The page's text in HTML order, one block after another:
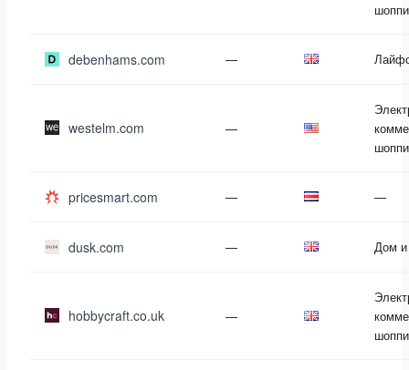
debenhams.com —
westelm.com —
pricesmart.com — —
dusk.com — Дом
hobbycraft.co.uk —